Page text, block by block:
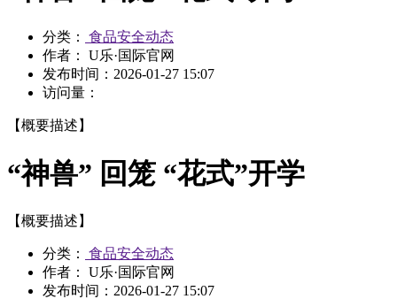
分类：
食品安全动态
作者： U乐·国际官网
发布时间： 2026-01-27 15:07
访问量：
【概要描述】
“神兽” 回笼 “花式”开学
【概要描述】
分类：
食品安全动态
作者： U乐·国际官网
发布时间： 2026-01-27 15:07